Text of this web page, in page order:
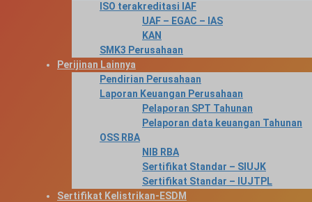
ISO terakreditasi IAF
UAF – EGAC – IAS
KAN
SMK3 Perusahaan
Perijinan Lainnya
Pendirian Perusahaan
Laporan Keuangan Perusahaan
Pelaporan SPT Tahunan
Pelaporan data keuangan Tahunan
OSS RBA
NIB RBA
Sertifikat Standar – SIUJK
Sertifikat Standar – IUJTPL
Sertifikat Kelistrikan-ESDM